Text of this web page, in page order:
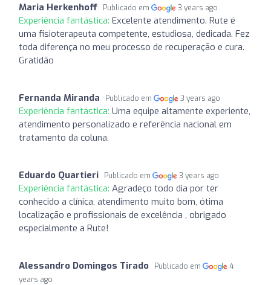
Maria Herkenhoff Publicado em 3 years ago
Experiência fantástica: Excelente atendimento. Rute é
uma fisioterapeuta competente, estudiosa, dedicada. Fez
toda diferença no meu processo de recuperação e cura.
Gratidão
Fernanda Miranda Publicado em 3 years ago
Experiência fantástica: Uma equipe altamente experiente,
atendimento personalizado e referência nacional em
tratamento da coluna.
Eduardo Quartieri Publicado em 3 years ago
Experiência fantástica: Agradeço todo dia por ter
conhecido a clínica, atendimento muito bom, ótima
localização e profissionais de excelência , obrigado
especialmente a Rute!
Alessandro Domingos Tirado Publicado em
4
years ago